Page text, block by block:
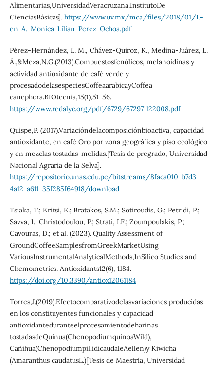
Alimentarias,UniversidadVeracruzana.InstitutoDe
CienciasBásicas]. https://www.uv.mx/mca/files/2018/01/I.-
en-A.-Monica-Lilian-Perez-Ochoa.pdf
Pérez-Hernández, L. M., Chávez-Quiroz, K., Medina-Juárez, L.
Á.,&Meza,N.G.(2013).Compuestosfenólicos, melanoidinas y
actividad antioxidante de café verde y
procesadodelasespeciesCoffeaarabicayCoffea
canephora.BIOtecnia,15(1),51-56.
https://www.redalyc.org/pdf/6729/672971122008.pdf
Quispe,P. (2017).Variacióndelacomposiciónbioactiva, capacidad
antioxidante, en café Oro por zona geográfica y piso ecológico
y en mezclas tostadas-molidas.[Tesis de pregrado, Universidad
Nacional Agraria de la Selva].
https://repositorio.unas.edu.pe/bitstreams/8faca010-b7d3-
4a12-a611-35f285f64918/download
Tsiaka, T.; Kritsi, E.; Bratakos, S.M.; Sotiroudis, G.; Petridi, P.;
Savva, I.; Christodoulou, P.; Strati, I.F.; Zoumpoulakis, P.;
Cavouras, D.; et al. (2023). Quality Assessment of
GroundCoffeeSamplesfromGreekMarketUsing
VariousInstrumentalAnalyticalMethods,InSilico Studies and
Chemometrics. Antioxidants12(6), 1184.
https://doi.org/10.3390/antiox12061184
Torres,J.(2019).Efectocomparativodelasvariaciones producidas
en los constituyentes funcionales y capacidad
antioxidanteduranteelprocesamientodeharinas
tostadasdeQuinua(ChenopodiumquinoaWild),
Cañihua(ChenopodiumpillidicaudaleAellen)y Kiwicha
(Amaranthus caudatusL.)[Tesis de Maestría, Universidad